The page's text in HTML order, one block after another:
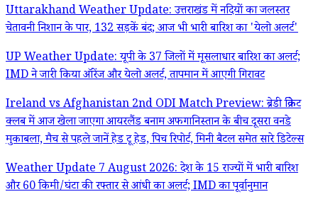
Uttarakhand Weather Update: उत्तराखंड में नदियों का जलस्तर
चेतावनी निशान के पार, 132 सड़कें बंद; आज भी भारी बारिश का 'येलो अलर्ट'
UP Weather Update: यूपी के 37 जिलों में मूसलाधार बारिश का अलर्ट;
IMD ने जारी किया ऑरेंज और येलो अलर्ट, तापमान में आएगी गिरावट
Ireland vs Afghanistan 2nd ODI Match Preview: ब्रेडी क्रिकेट
क्लब में आज खेला जाएगा आयरलैंड बनाम अफगानिस्तान के बीच दूसरा वनडे
मुकाबला, मैच से पहले जानें हेड टू हेड, पिच रिपोर्ट, मिनी बैटल समेत सारे डिटेल्स
Weather Update 7 August 2026: देश के 15 राज्यों में भारी बारिश
और 60 किमी/घंटा की रफ्तार से आंधी का अलर्ट; IMD का पूर्वानुमान